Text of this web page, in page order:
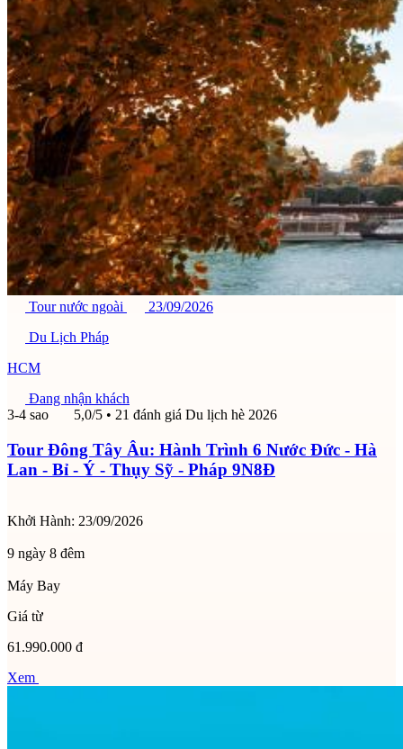
Tour nước ngoài
23/09/2026
Du Lịch Pháp
HCM
Đang nhận khách
3-4 sao
5,0/5 • 21 đánh giá Du lịch hè 2026
Tour Đông Tây Âu: Hành Trình 6 Nước Đức - Hà
Lan - Bỉ - Ý - Thụy Sỹ - Pháp 9N8Đ
Khởi Hành: 23/09/2026
9 ngày 8 đêm
Máy Bay
Giá từ
61.990.000 đ
Xem